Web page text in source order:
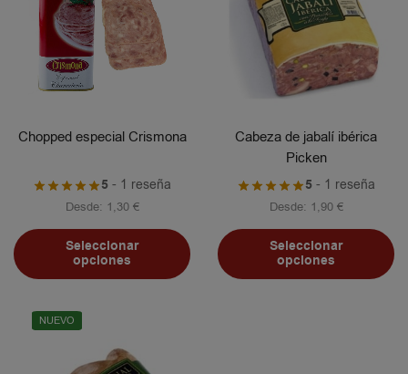
Chopped especial Crismona
5 - 1 reseña
Desde: 1,30 €
Seleccionar
opciones
Cabeza de jabalí ibérica
Picken
5 - 1 reseña
Desde: 1,90 €
Seleccionar
opciones
NUEVO